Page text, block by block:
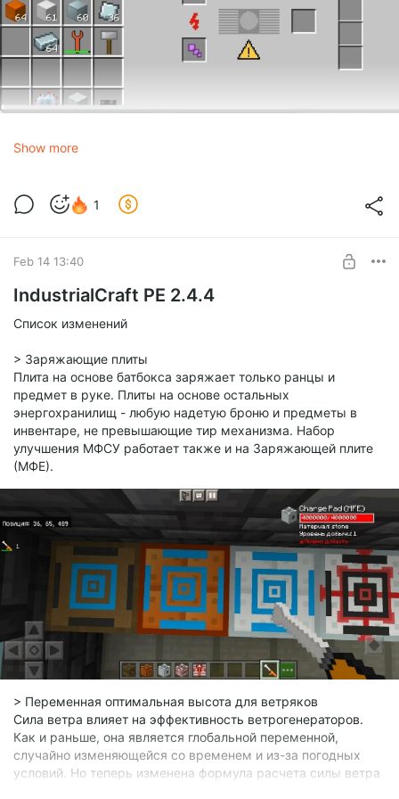
скорость выполнения рецепта пропорциональна
количеству подаваемого тепла. При передаче 20 HU/t
время рецепта соответствует оригинальному, а
максимально может потреблять 100 HU/t, ускоряясь до 60
секунд на слиток.
Show more
1
Feb 14 13:40
IndustrialCraft PE 2.4.4
Список изменений
> Заряжающие плиты
Плита на основе батбокса заряжает только ранцы и
предмет в руке. Плиты на основе остальных
энергохранилищ - любую надетую броню и предметы в
инвентаре, не превышающие тир механизма. Набор
улучшения МФСУ работает также и на Заряжающей плите
(МФЕ).
> Переменная оптимальная высота для ветряков
Сила ветра влияет на эффективность ветрогенераторов.
Как и раньше, она является глобальной переменной,
случайно изменяющейся со временем и из-за погодных
условий. Но теперь изменена формула расчета силы ветра